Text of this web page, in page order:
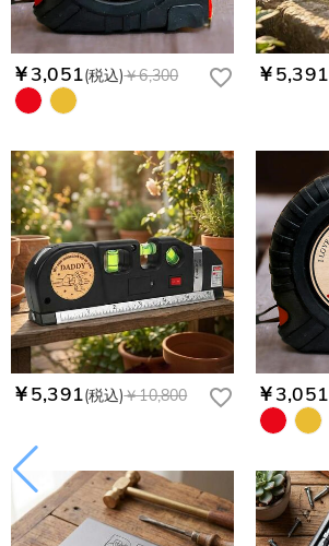
￥3,051(税込)￥6,300 ￥5,391
￥5,391(税込)￥10,800 ￥3,051